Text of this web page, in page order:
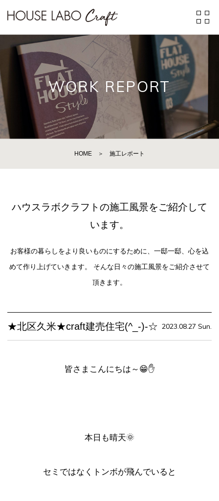
WORK REPORT
HOME ＞ 施工レポート
ハウスラボクラフトの施工風景をご紹介して
います。
お客様の暮らしをより良いものにするために、一邸一邸、心を込
めて作り上げていきます。
そんな日々の施工風景をご紹介させて
頂きます。
★北区久米★craft建売住宅(^_-)-☆ 2023.08.27 Sun.
皆さまこんにちは～😁✋
本日も晴天🌞
セミではなくトンボが飛んでいると